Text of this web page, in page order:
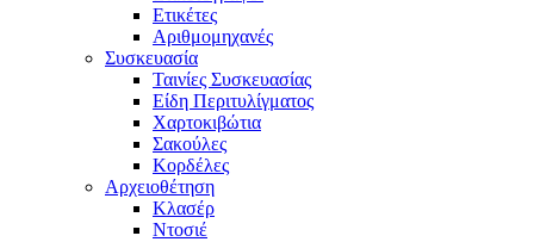
Ετικέτες
Αριθμομηχανές
Συσκευασία
Ταινίες Συσκευασίας
Είδη Περιτυλίγματος
Χαρτοκιβώτια
Σακούλες
Κορδέλες
Αρχειοθέτηση
Κλασέρ
Ντοσιέ